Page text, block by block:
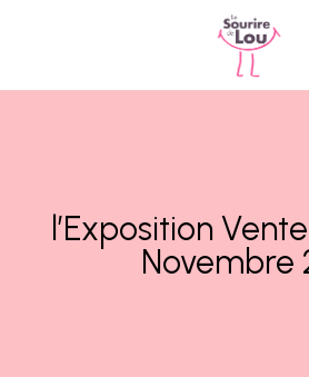
l’Exposition
Novembre